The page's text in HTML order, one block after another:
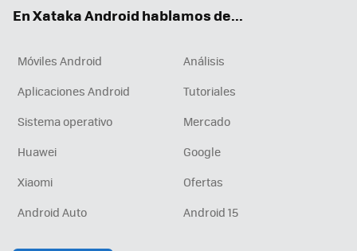
En Xataka Android hablamos de...
Móviles Android
Análisis
Aplicaciones Android
Tutoriales
Sistema operativo
Mercado
Huawei
Google
Xiaomi
Ofertas
Android Auto
Android 15